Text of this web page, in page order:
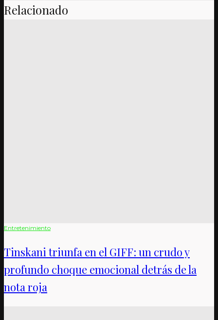
Relacionado
Entretenimiento
Tinskani triunfa en el GIFF: un crudo y
profundo choque emocional detrás de la
nota roja